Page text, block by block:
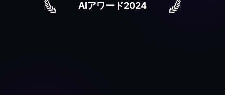
AIアワード2024